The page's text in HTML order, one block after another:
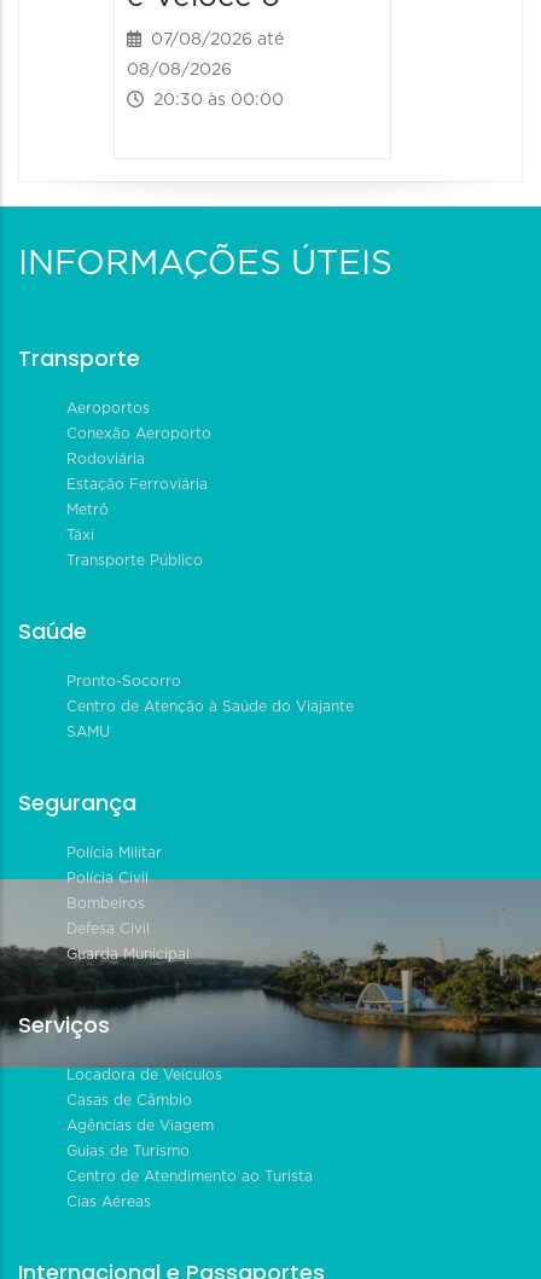
07/08/2026 até
08/08/2026
20:30 às 00:00
INFORMAÇÕES ÚTEIS
Transporte
Aeroportos
Conexão Aeroporto
Rodoviária
Estação Ferroviária
Metrô
Táxi
Transporte Público
Saúde
Pronto-Socorro
Centro de Atenção à Saúde do Viajante
SAMU
Segurança
Polícia Militar
Polícia Civil
Bombeiros
Defesa Civil
Guarda Municipal
Serviços
Locadora de Veículos
Casas de Câmbio
Agências de Viagem
Guias de Turismo
Centro de Atendimento ao Turista
Cias Aéreas
Internacional e Passaportes